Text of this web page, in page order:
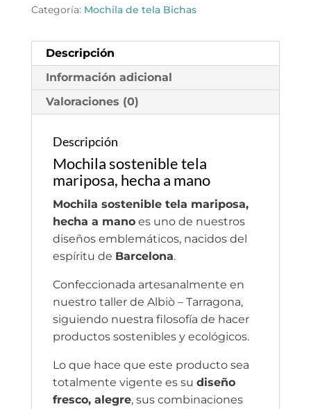
Categoría: Mochila de tela Bichas
Descripción
Información adicional
Valoraciones (0)
Descripción
Mochila sostenible tela
mariposa, hecha a mano
Mochila sostenible tela mariposa,
hecha a manoes uno de nuestros
diseños emblemáticos, nacidos del
espíritu de Barcelona.
Confeccionada artesanalmente en
nuestro taller de Albiò – Tarragona,
siguiendo nuestra filosofía de hacer
productos sostenibles y ecológicos.
Lo que hace que este producto sea
totalmente vigente es su diseño
fresco, alegre, sus combinaciones